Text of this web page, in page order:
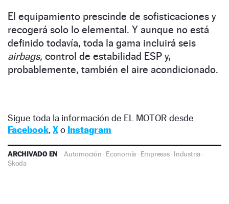
El equipamiento prescinde de sofisticaciones y
recogerá solo lo elemental. Y aunque no está
definido todavía, toda la gama incluirá seis
airbags, control de estabilidad ESP y,
probablemente, también el aire acondicionado.
Sigue toda la información de EL MOTOR desde
Facebook, Xo Instagram
ARCHIVADO EN Automoción · Economía · Empresas· Industria·
Skoda